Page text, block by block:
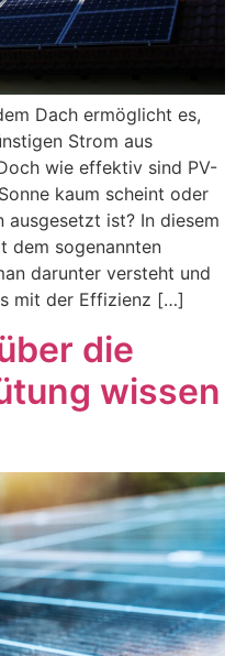
Dach ermöglicht es,
Strom aus
wie effektiv sind PV-
kaum scheint oder
ausgesetzt ist? In diesem
dem sogenannten
darunter versteht und
mit der Effizienz […]
die
wissen